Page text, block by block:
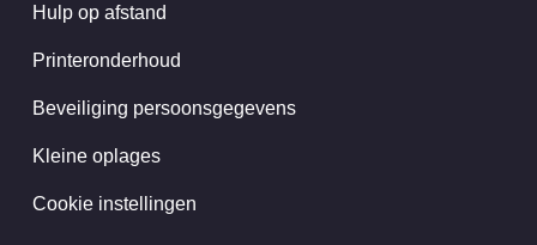
Hulp op afstand
Printeronderhoud
Beveiliging persoonsgegevens
Kleine oplages
Cookie instellingen